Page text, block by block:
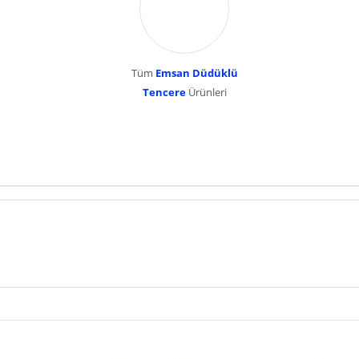
Tüm Emsan Düdüklü
TencereÜrünleri